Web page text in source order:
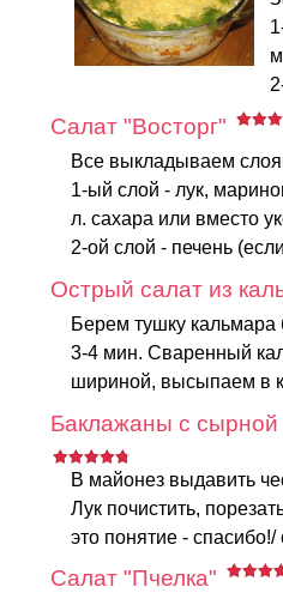
Салат "Восторг"
Все выкладываем
1-ый слой - лук,
л. сахара или вместо
2-ой слой - печень
Острый салат из
Берем тушку
3-4 мин. Сваренный
шириной, высыпаем в
Баклажаны с
В майонез выдавить
Лук почистить,
это понятие -
Салат "Пчелка"